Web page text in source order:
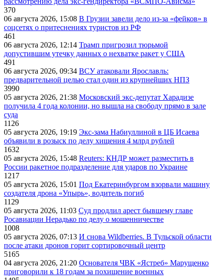
370
06 августа 2026, 15:08 В Грузии завели дело из-за «фейков» в
соцсетях о притеснениях туристов из РФ
461
06 августа 2026, 12:14 Трамп пригрозил тюрьмой
допустившим утечку данных о нехватке ракет у США
491
06 августа 2026, 09:34 ВСУ атаковали Ярославль:
предварительной целью стал один из крупнейших НПЗ
3990
05 августа 2026, 21:38 Московский экс-депутат Харадизе
получила 4 года колонии, но вышла на свободу прямо в зале
суда
1126
05 августа 2026, 19:19 Экс-зама Набиуллиной в ЦБ Исаева
объявили в розыск по делу хищения 4 млрд рублей
1632
05 августа 2026, 15:48 Reuters: КНДР может разместить в
России ракетное подразделение для ударов по Украине
1217
05 августа 2026, 15:01 Под Екатеринбургом взорвали машину
создателя дрона «Упырь», водитель погиб
1129
05 августа 2026, 11:03 Суд продлил арест бывшему главе
Росавиации Нерадько по делу о мошенничестве
1008
05 августа 2026, 07:13 И снова Wildberries. В Тульской области
после атаки дронов горит сортировочный центр
5165
04 августа 2026, 21:20 Основателя ЧВК «Ястреб» Марущенко
приговорили к 18 годам за похищение военных